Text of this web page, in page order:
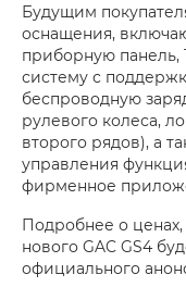
Будущим
оснащения,
приборную
систему с
беспроводную
рулевого колеса,
второго рядов), а
управления
фирменное
Подробнее о
нового GAC GS4
официального